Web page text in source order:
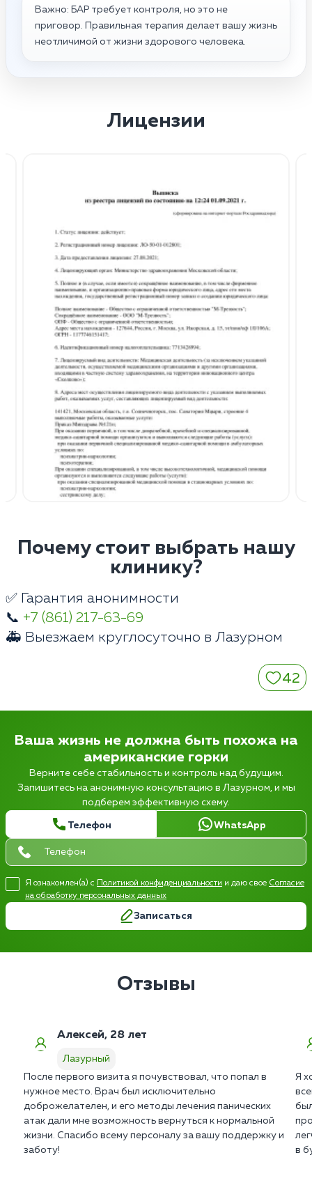
Важно: БАР требует контроля, но это не
приговор. Правильная терапия делает вашу жизнь
неотличимой от жизни здорового человека.
Лицензии
Почему стоит выбрать нашу
клинику?
✅ Гарантия анонимности
📞 +7 (861) 217-63-69
🚑 Выезжаем круглосуточно в Лазурном
42
Ваша жизнь не должна быть похожа на
американские горки
Верните себе стабильность и контроль над будущим.
Запишитесь на анонимную консультацию в Лазурном, и мы
подберем эффективную схему.
Телефон WhatsApp
Я ознакомлен(а) с Политикой конфиденциальности и даю свое Согласие
на обработку персональных данных
Записаться
Отзывы
Алексей, 28 лет
Лазурный
После первого визита я почувствовал, что попал в
нужное место. Врач был исключительно
доброжелателен, и его методы лечения панических
атак дали мне возможность вернуться к нормальной
жизни. Спасибо всему персоналу за вашу поддержку и
заботу!
Я
в